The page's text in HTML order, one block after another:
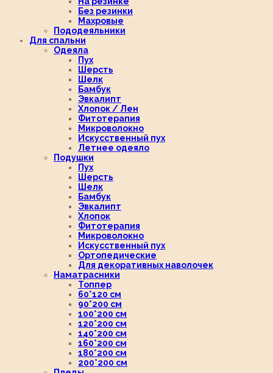
Без резинки
Махровые
Пододеяльники
Для спальни
Одеяла
Пух
Шерсть
Шелк
Бамбук
Эвкалипт
Хлопок / Лен
Фитотерапия
Микроволокно
Искусственный пух
Летнее одеяло
Подушки
Пух
Шерсть
Шелк
Бамбук
Эвкалипт
Хлопок
Фитотерапия
Микроволокно
Искусственный пух
Ортопедические
Для декоративных наволочек
Наматрасники
Топпер
60*120 см
90*200 см
100*200 см
120*200 см
140*200 см
160*200 см
180*200 см
200*200 см